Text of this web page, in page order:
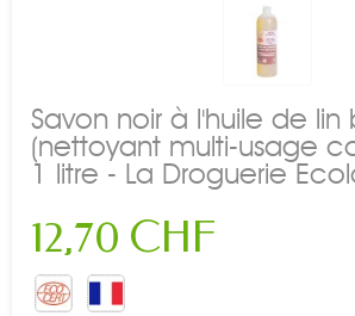
Savon noir à l'huile de lin
(nettoyant multi-usage
1 litre - La Droguerie
12,70 CHF